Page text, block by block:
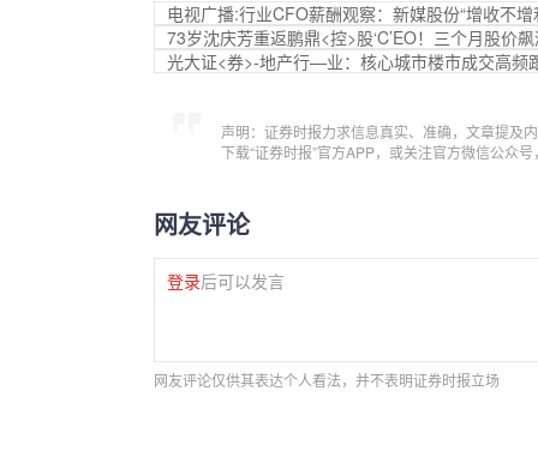
电视广播:行业CFO薪酬观察：新媒股份“增收不
73岁沈庆芳重返鹏鼎<控>股‘C’EO！三个月股价
光大证<券>-地产行—业：核心城市楼市成交高频
声明：证券时报力求信息真实、准确，文章提及
下载“证券时报”官方APP，或关注官方微信公众
网友评论
登录后可以发言
网友评论仅供其表达个人看法，并不表明证券时报立场